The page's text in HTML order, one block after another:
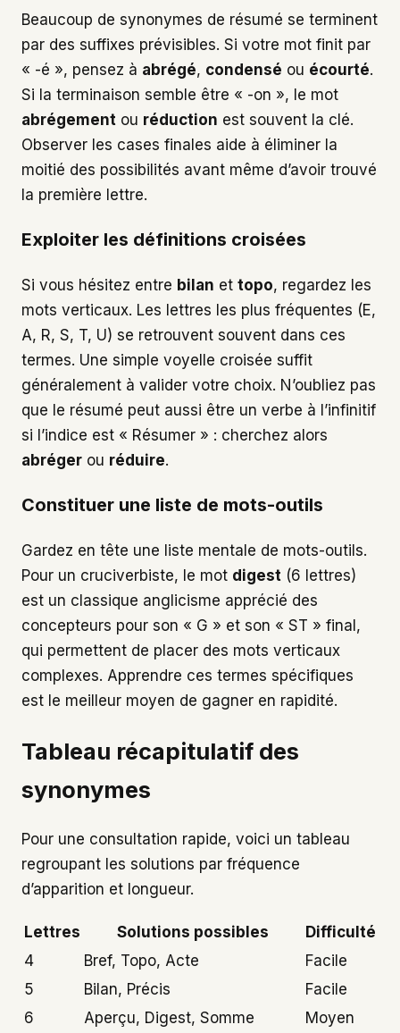
Beaucoup de synonymes de résumé se terminent
par des suffixes prévisibles. Si votre mot finit par
« -é », pensez à abrégé, condensé ou écourté.
Si la terminaison semble être « -on », le mot
abrégement ou réduction est souvent la clé.
Observer les cases finales aide à éliminer la
moitié des possibilités avant même d’avoir trouvé
la première lettre.
Exploiter les définitions croisées
Si vous hésitez entre bilan et topo, regardez les
mots verticaux. Les lettres les plus fréquentes (E,
A, R, S, T, U) se retrouvent souvent dans ces
termes. Une simple voyelle croisée suffit
généralement à valider votre choix. N’oubliez pas
que le résumé peut aussi être un verbe à l’infinitif
si l’indice est « Résumer » : cherchez alors
abréger ou réduire.
Constituer une liste de mots-outils
Gardez en tête une liste mentale de mots-outils.
Pour un cruciverbiste, le mot digest (6 lettres)
est un classique anglicisme apprécié des
concepteurs pour son « G » et son « ST » final,
qui permettent de placer des mots verticaux
complexes. Apprendre ces termes spécifiques
est le meilleur moyen de gagner en rapidité.
Tableau récapitulatif des
synonymes
Pour une consultation rapide, voici un tableau
regroupant les solutions par fréquence
d’apparition et longueur.
Lettres Solutions possibles
Difficulté
4
Bref, Topo, Acte
Facile
5
Bilan, Précis
Facile
6
Aperçu, Digest, Somme
Moyen